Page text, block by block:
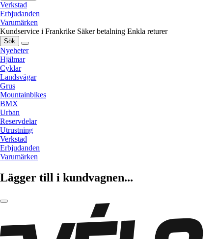
Verkstad
Erbjudanden
Varumärken
Kundservice i Frankrike Säker betalning Enkla returer
Sök
Nyeheter
Hjälmar
Cyklar
Landsvägar
Grus
Mountainbikes
BMX
Urban
Reservdelar
Utrustning
Verkstad
Erbjudanden
Varumärken
Lägger till i kundvagnen...